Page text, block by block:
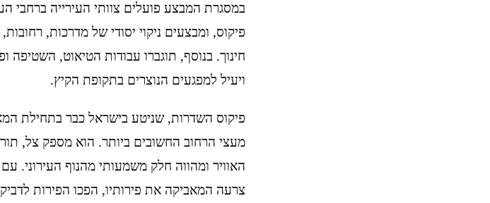
במסגרת המבצע פועלים צוותי העירייה ברחבי
פיקוס, ומבצעים ניקוי יסודי של מדרכות,
חינוך. בנוסף, תוגברו עבודות הטיאוט,
ויעיל למפגעים הנוצרים בתקופת הקיץ.
מעצי הרחוב החשובים ביותר. הוא מספק צל,
צרעה המאביקה את פירותיו, הפכו הפירות